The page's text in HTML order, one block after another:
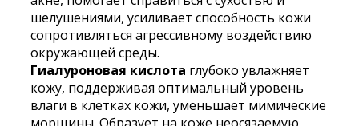
шелушениями, усиливает способность кожи
сопротивляться агрессивному воздействию
окружающей среды.
Гиалуроновая кислота глубоко увлажняет
кожу, поддерживая оптимальный уровень
влаги в клетках кожи, уменьшает мимические